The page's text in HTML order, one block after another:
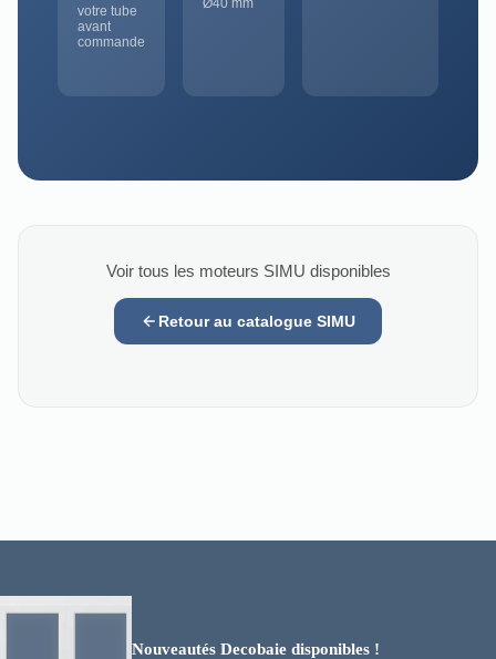
votre tube
avant
commande
Ø40 mm
Voir tous les moteurs SIMU disponibles
Retour au catalogue SIMU
Nouveautés Decobaie disponibles !